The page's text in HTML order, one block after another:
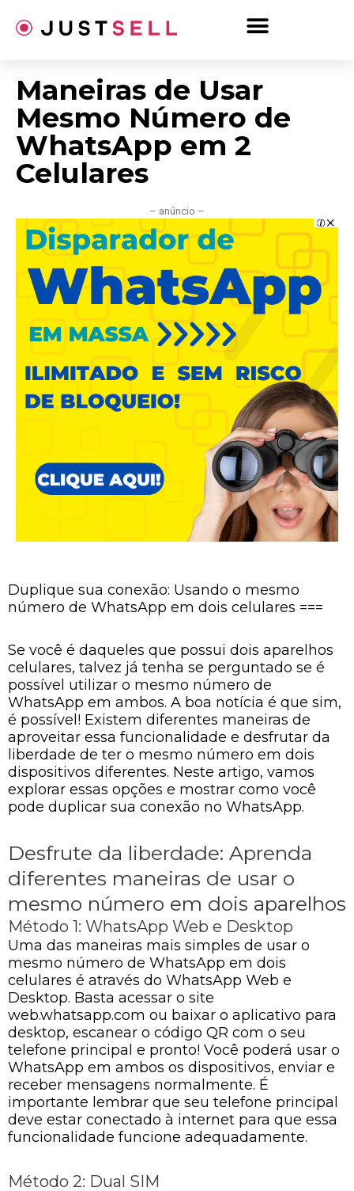
para
Maneiras de Usar
Mesmo Número de
WhatsApp em 2
Celulares
– anúncio –
Duplique sua conexão: Usando o mesmo
número de WhatsApp em dois celulares ===
Se você é daqueles que possui dois aparelhos
celulares, talvez já tenha se perguntado se é
possível utilizar o mesmo número de
WhatsApp em ambos. A boa notícia é que sim,
é possível! Existem diferentes maneiras de
aproveitar essa funcionalidade e desfrutar da
liberdade de ter o mesmo número em dois
dispositivos diferentes. Neste artigo, vamos
explorar essas opções e mostrar como você
pode duplicar sua conexão no WhatsApp.
Desfrute da liberdade: Aprenda
diferentes maneiras de usar o
mesmo número em dois aparelhos
Método 1: WhatsApp Web e Desktop
Uma das maneiras mais simples de usar o
mesmo número de WhatsApp em dois
celulares é através do WhatsApp Web e
Desktop. Basta acessar o site
web.whatsapp.com ou baixar o aplicativo para
desktop, escanear o código QR com o seu
telefone principal e pronto! Você poderá usar o
WhatsApp em ambos os dispositivos, enviar e
receber mensagens normalmente. É
importante lembrar que seu telefone principal
deve estar conectado à internet para que essa
funcionalidade funcione adequadamente.
Método 2: Dual SIM